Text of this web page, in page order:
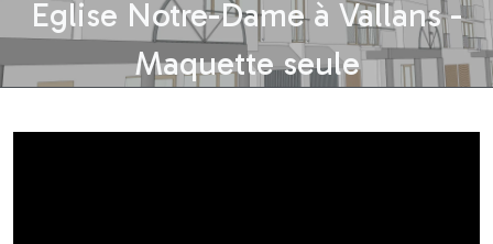
Eglise Notre-Dame à Vallans -
Maquette seule